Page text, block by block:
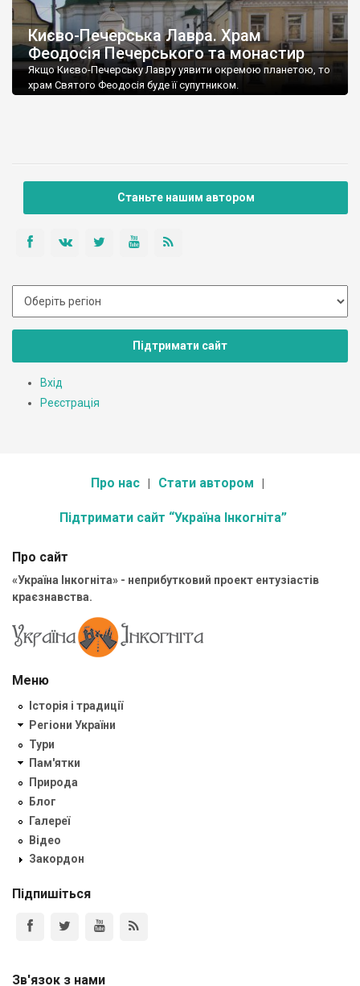
Києво-Печерська Лавра. Храм
Феодосія Печерського та монастир
Якщо Києво-Печерську Лавру уявити окремою планетою, то
храм Святого Феодосія буде її супутником.
Станьте нашим автором
Підтримати сайт
Вхід
Реєстрація
Про нас Стати автором
Підтримати сайт “Україна Інкогніта”
Про сайт
«Україна Інкогніта» - неприбутковий проект ентузіастів
краєзнавства.
Меню
Історія і традиції
Регіони України
Тури
Пам'ятки
Природа
Блог
Галереї
Відео
Закордон
Підпишіться
Зв'язок з нами